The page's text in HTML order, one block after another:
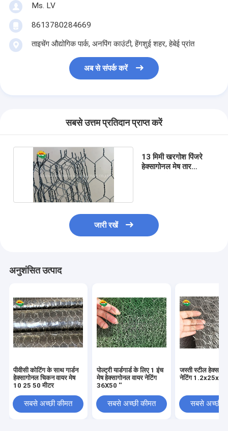
Ms. LV
8613780284669
ताइचेंग औद्योगिक पार्क, अनपिंग काउंटी, हेंगशुई शहर, हेबेई प्रांत
अब से संपर्क करें
सबसे उत्तम प्रतिदान प्राप्त करें
13 मिमी खरगोश पिंजरे
हेक्सागोनल मेष तार
जारी रखें
अनुशंसित उत्पाद
पीवीसी कोटिंग के साथ गार्डन
हेक्सागोनल चिकन वायर मेष
10 25 50 मीटर
सबसे अच्छी कीमत
पोल्ट्री यार्डगार्ड के लिए 1 इंच
मेष हेक्सागोनल वायर नेटिंग
36X50 ''
सबसे अच्छी कीमत
जस्ती स्टील
नेटिंग
सबसे अच्छी